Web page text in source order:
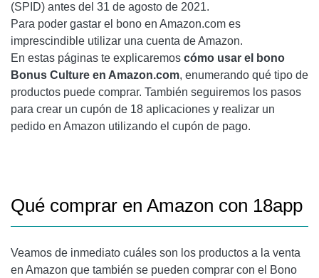
(SPID) antes del 31 de agosto de 2021.
Para poder gastar el bono en Amazon.com es
imprescindible utilizar una cuenta de Amazon.
En estas páginas te explicaremos cómo usar el bono
Bonus Culture en Amazon.com, enumerando qué tipo de
productos puede comprar. También seguiremos los pasos
para crear un cupón de 18 aplicaciones y realizar un
pedido en Amazon utilizando el cupón de pago.
Qué comprar en Amazon con 18app
Veamos de inmediato cuáles son los productos a la venta
en Amazon que también se pueden comprar con el Bono